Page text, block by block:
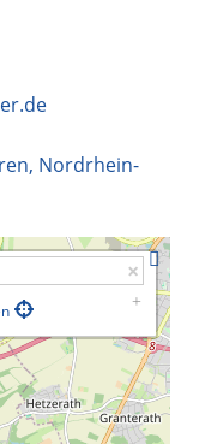
, Nordrhein-